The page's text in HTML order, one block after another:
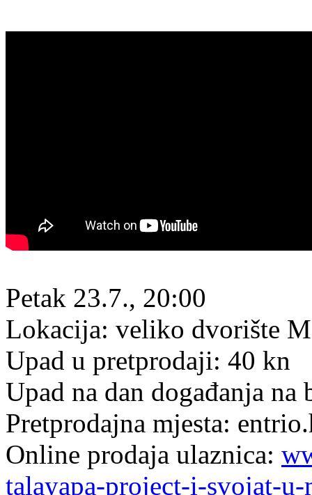
Petak 23.7., 20:00
Lokacija: veliko dvorište
Upad u pretprodaji: 40 kn
Upad na dan događanja
Pretprodajna mjesta:
Online prodaja ulaznica:
talayapa-project-i-svojat-